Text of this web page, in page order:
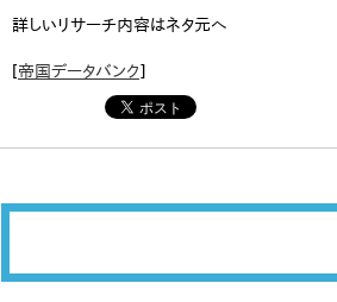
詳しいリサーチ内容はネタ元へ
[帝国データバンク]